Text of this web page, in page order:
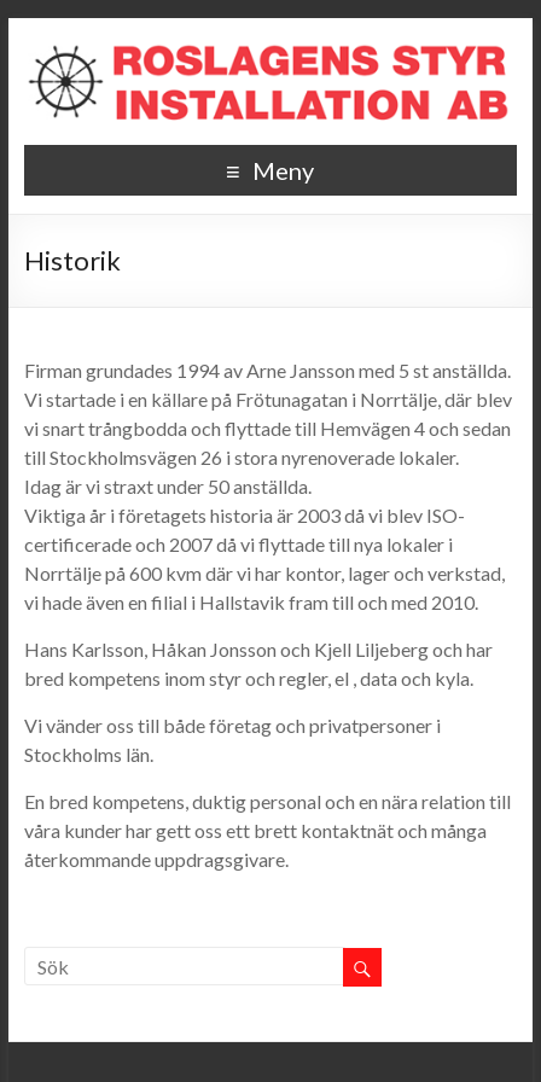
Meny
Historik
Firman grundades 1994 av Arne Jansson med 5 st anställda.
Vi startade i en källare på Frötunagatan i Norrtälje, där blev
vi snart trångbodda och flyttade till Hemvägen 4 och sedan
till Stockholmsvägen 26 i stora nyrenoverade lokaler.
Idag är vi straxt under 50 anställda.
Viktiga år i företagets historia är 2003 då vi blev ISO-
certificerade och 2007 då vi flyttade till nya lokaler i
Norrtälje på 600 kvm där vi har kontor, lager och verkstad,
vi hade även en filial i Hallstavik fram till och med 2010.
Hans Karlsson, Håkan Jonsson och Kjell Liljeberg och har
bred kompetens inom styr och regler, el , data och kyla.
Vi vänder oss till både företag och privatpersoner i
Stockholms län.
En bred kompetens, duktig personal och en nära relation till
våra kunder har gett oss ett brett kontaktnät och många
återkommande uppdragsgivare.